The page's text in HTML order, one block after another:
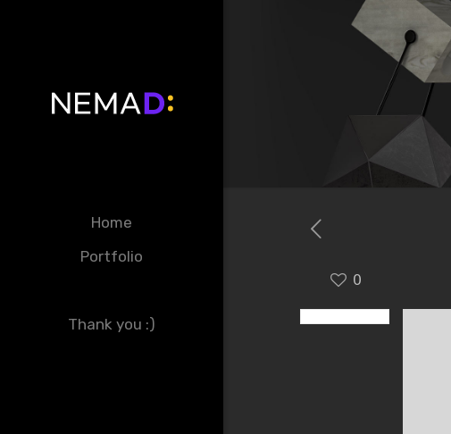
Home
Portfolio
Thank you :)
0